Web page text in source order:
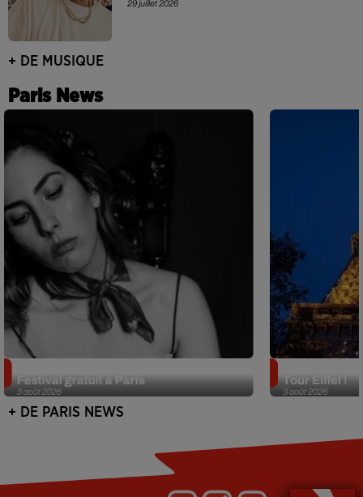
29 juillet 2026
+ DE MUSIQUE
Paris News
3 août 2026
Festival gratuit à Paris
3 août 2026
Tour Eiffel !
+ DE PARIS NEWS